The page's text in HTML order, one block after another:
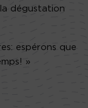
dégustation
espérons que
»